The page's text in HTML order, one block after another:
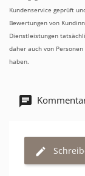
Kundenservice geprüft
Bewertungen von
Dienstleistungen
daher auch von
haben.